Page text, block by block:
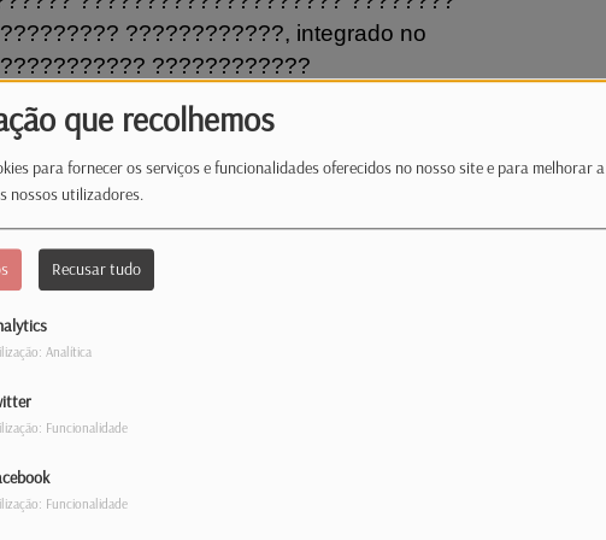
que recolhemos
para fornecer os serviços e funcionalidades oferecidos no nosso site e para melhorar a
nossos utilizadores.
Recusar tudo
Analítica
Funcionalidade
Funcionalidade
????????????, integrado no
????????????
????????????
???? ????????
????????????????????????????
????????́????????????????????
????????????????????????????
????????????????
turcas e
intercultural, marcada por melodias
abordagem contemporânea e aberta ao